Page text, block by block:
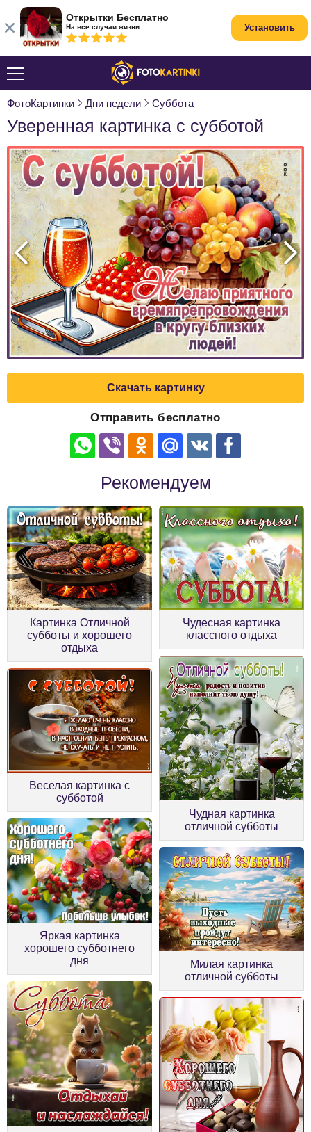
ФотоКартинки Дни недели Суббота
Уверенная картинка с субботой
Скачать картинку
Отправить бесплатно
Рекомендуем
Картинка Отличной
субботы и хорошего
отдыха
Чудесная картинка
классного отдыха
Веселая картинка с
субботой
Чудная картинка
отличной субботы
Яркая картинка
хорошего субботнего
дня
Милая картинка
отличной субботы
Открытки Бесплатно
На все случаи жизни Установить